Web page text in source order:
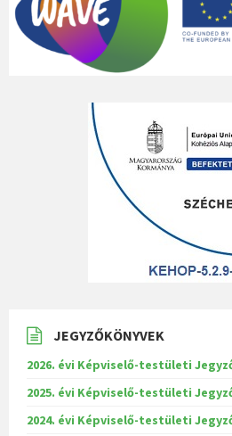
JEGYZŐKÖNYVEK
2026. évi Képviselő-testületi
2025. évi Képviselő-testületi
2024. évi Képviselő-testületi